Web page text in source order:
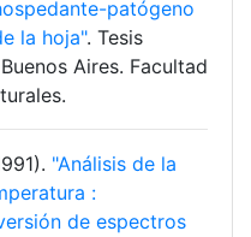
patógeno
la hoja". Tesis
Aires. Facultad
"Análisis de la
:
de espectros